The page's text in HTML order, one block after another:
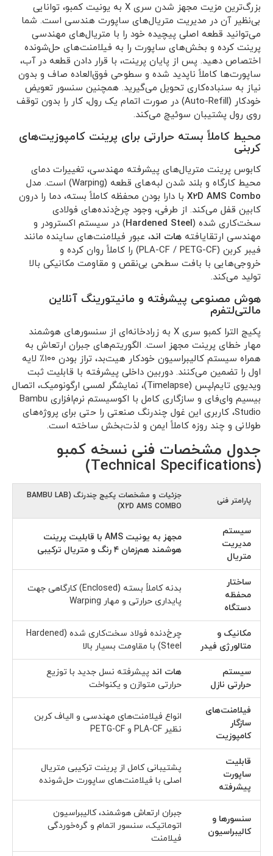
بزرگ‌ترین مزیت مجهز شدن سری X به یونیت کمبو، توانایی
بی‌نظیر آن در مدیریت متریال‌های ساپورت هندسی است. شما
می‌توانید قطعه اصلی پیچیده خود را با متریال‌های مهندسی
پرینت کرده و بخش‌های ساپورت را به فیلامنت‌های حل‌شونده
اختصاص دهید. پس از پایان پرینت، با قرار دادن قطعه در آب،
ساپورت‌ها کاملاً ناپدید شده و سطوحی فوق‌العاده صاف و بدون
نیاز به سنباده‌کاری تحویل می‌گیرید. همچنین سنسور تعویض
خودکار (Auto-Refill) در صورت اتمام یک رول، کار را بدون توقف
روی رول پشتیبان سوئیچ می‌کند.
محیط کاملاً بسته حرارتی برای پرینت کامپوزیت‌های
کربنی
کابوس پرینت متریال‌های پیشرفته مهندسی، تغییرات دمای
محیط کارگاه و بلند شدن لبه‌های قطعه (Warping) است. مدل
X2D AMS Combo با دارا بودن محفظه کاملاً بسته، دما را درون
کابین قفل می‌کند. از طرفی، وجود چرخ‌دنده‌های فولادی
سخت‌کاری شده (Hardened Steel) در سیستم اکسترودر و
مهندسی ارتقایافته هات اند، عبور فیلامنت‌های ساینده مانند
فیبر کربن (PLA-CF / PETG-CF) را کاملاً روان کرده و
خروجی‌هایی با بافت سطحی بی‌نقص و مقاومت مکانیکی بالا
تولید می‌کند.
هوش مصنوعی پیشرفته و مانیتورینگ آنلاین
مالتی‌لتفرم
پکیج الترا کمبو سری X به زرادخانه‌ای از سنسورهای هوشمند
مهار خطای پرینت مجهز است. الگوریتم‌های جبران ارتعاش به
همراه سیستم کالیبراسیون خودکار هیت‌بد، تراز بودن ۱۰۰٪ لایه
اول را تضمین می‌کنند. دوربین داخلی پیشرفته با قابلیت ثبت
ویدیوی تایم‌لپس (Timelapse)، نمایشگر لمسی ارگونومیک، اتصال
بیسیم وای‌فای و سازگاری کامل با اکوسیستم نرم‌افزاری Bambu
Studio، کاربری این غول چندرنگ صنعتی را حتی برای پروژه‌های
طولانی و چند روزه کاملاً ایمن و لذت‌بخش ساخته است.
جدول مشخصات فنی نسخه کمبو
(Technical Specifications)
پارامتر فنی
جزئیات و مشخصات پکیج چندرنگ (BAMBU LAB
X2D AMS COMBO)
سیستم
مدیریت
متریال
مجهز به یونیت AMS با قابلیت پرینت
هوشمند هم‌زمان ۴ رنگ و متریال ترکیبی
ساختار
محفظه
دستگاه
بدنه کاملاً بسته (Enclosed) کارگاهی جهت
پایداری حرارتی و مهار Warping
مکانیک و
متالورژی فیدر
چرخ‌دنده فولاد سخت‌کاری شده (Hardened
Steel) با مقاومت بسیار بالا
سیستم
حرارتی نازل
هات اند پیشرفته نسل جدید با توزیع
حرارتی متوازن و یکنواخت
فیلامنت‌های
سازگار
کامپوزیت
انواع فیلامنت‌های مهندسی و الیاف کربن
نظیر PLA-CF و PETG-CF
قابلیت
ساپورت
پیشرفته
پشتیبانی کامل از پرینت ترکیبی متریال
اصلی با فیلامنت‌های ساپورت حل‌شونده
سنسورها و
کالیبراسیون
جبران ارتعاش هوشمند، کالیبراسیون
اتوماتیک، سنسور اتمام و گره‌خوردگی
فیلامنت